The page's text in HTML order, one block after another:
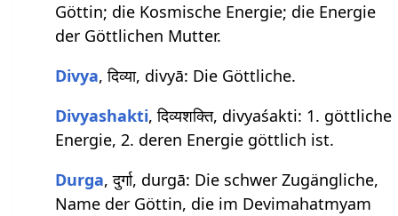
Göttin; die Kosmische Energie; die Energie
der Göttlichen Mutter.
Divya, दिव्या, divyā: Die Göttliche.
Divyashakti, दिव्यशक्ति, divyaśakti: 1. göttliche
Energie, 2. deren Energie göttlich ist.
Durga, दुर्गा, durgā: Die schwer Zugängliche,
Name der Göttin, die im Devimahatmyam